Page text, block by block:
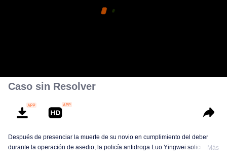
Caso sin Resolver
Después de presenciar la muerte de su novio en cumplimiento del deber
durante la operación de asedio, la policía antidroga Luo Yingwei solicita un
Más